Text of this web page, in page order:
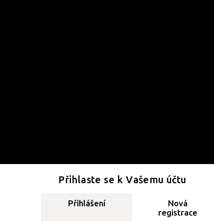
Přihlaste se k Vašemu účtu
Přihlášení
Nová
registrace